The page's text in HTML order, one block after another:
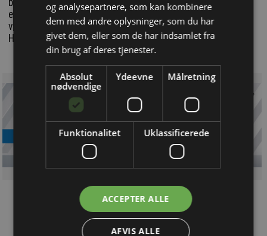
branchen for øjeblikket. Samtidig er det en stor fordel, at
eleverne her har mulighed for at blive undervist i komplette
vandinstallationer – også bag installationerne, siger Ture
Hagstrøm, der er underviser på vvs-afdelingen.
Løsninger du kan bruge!
og analysepartnere, som kan kombinere
dem med andre oplysninger, som du har
givet dem, eller som de har indsamlet fra
din brug af deres tjenester.
Absolut
nødvendige
Ydeevne Målretning
Funktionalitet Uklassificerede
ACCEPTER ALLE
AFVIS ALLE